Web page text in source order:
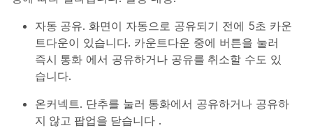
자동 공유. 화면이 자동으로 공유되기 전에 5초 카운
트다운이 있습니다. 카운트다운 중에 버튼을 눌러
즉시 통화 에서 공유하거나 공유를 취소할 수도 있
습니다.
온커넥트. 단추를 눌러 통화에서 공유하거나 공유하
지 않고 팝업을 닫습니다 .